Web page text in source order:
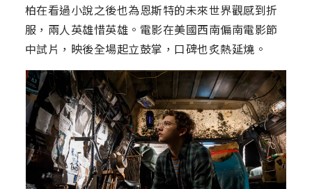
柏在看過小說之後也為恩斯特的未來世界觀感到折
服，兩人英雄惜英雄。電影在美國西南偏南電影節
中試片，映後全場起立鼓掌，口碑也炙熱延燒。